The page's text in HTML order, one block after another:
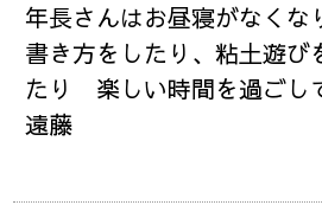
年長さんはお昼寝がなくな
書き方をしたり、粘土遊び
たり 楽しい時間を過ごし
遠藤